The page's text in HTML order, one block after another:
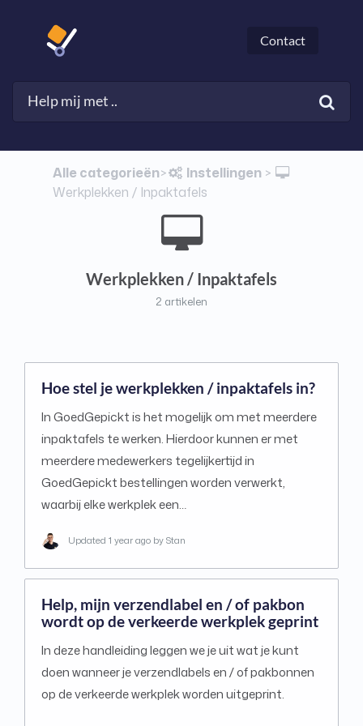
Contact
Alle categorieën​>​ ​Instellingen ​ > ​
Werkplekken / Inpaktafels
Werkplekken / Inpaktafels
2 artikelen
Hoe stel je werkplekken / inpaktafels in?
In GoedGepickt is het mogelijk om met meerdere
inpaktafels te werken. Hierdoor kunnen er met
meerdere medewerkers tegelijkertijd in
GoedGepickt bestellingen worden verwerkt,
waarbij elke werkplek een…
Updated 1 year ago by Stan
Help, mijn verzendlabel en / of pakbon
wordt op de verkeerde werkplek geprint
In deze handleiding leggen we je uit wat je kunt
doen wanneer je verzendlabels en / of pakbonnen
op de verkeerde werkplek worden uitgeprint.